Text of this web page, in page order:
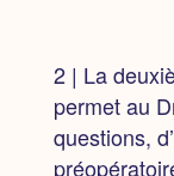
2 | La
permet au
questions,